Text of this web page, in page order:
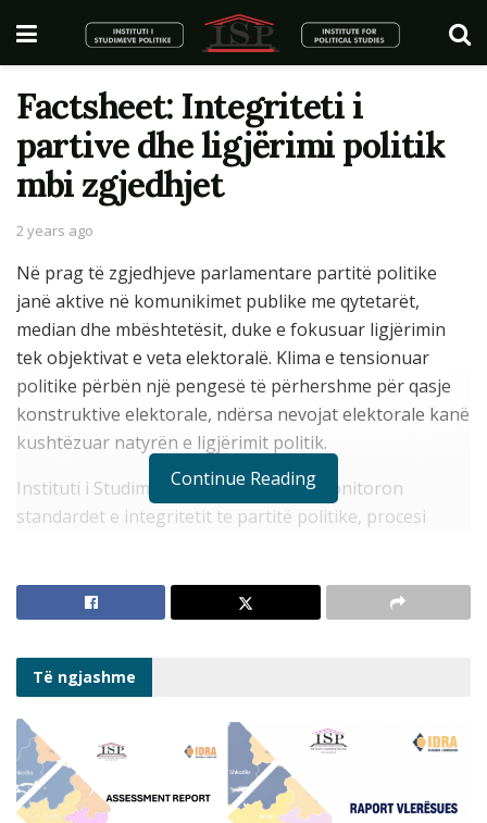
Factsheet: Integriteti i
partive dhe ligjërimi politik
mbi zgjedhjet
2 years ago
Në prag të zgjedhjeve parlamentare partitë politike
janë aktive në komunikimet publike me qytetarët,
median dhe mbështetësit, duke e fokusuar ligjërimin
tek objektivat e veta elektoralë. Klima e tensionuar
politike përbën një pengesë të përhershme për qasje
konstruktive elektorale, ndërsa nevojat elektorale kanë
kushtëzuar natyrën e ligjërimit politik.
Instituti i Studimeve Politike (ISP) po monitoron
standardet e integritetit te partitë politike, procesi
Elemente pozitive lidhur me ligjërimin politik për
zgjedhjet
Partitë tradicionale dhe të reja janë aktive në
deklarata/qëndrime;
Partitë i adresojnë akuzat e tyre në SPAK dhe
organet ligjzbatuese;
Partitë kanë aktivizuar faqe online duke
Continue Reading
Të ngjashme